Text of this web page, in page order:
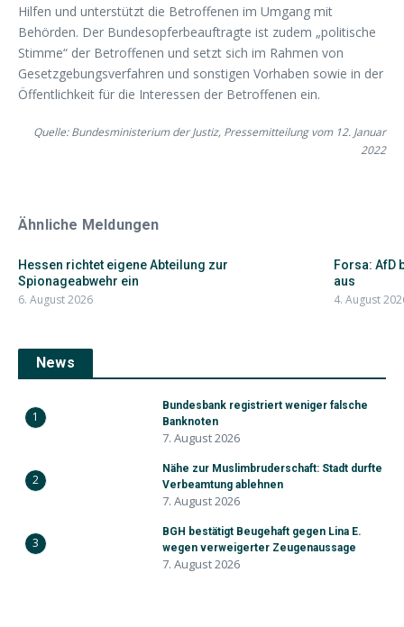
Hilfen und unterstützt die Betroffenen im Umgang mit
Behörden. Der Bundesopferbeauftragte ist zudem „politische
Stimme“ der Betroffenen und setzt sich im Rahmen von
Gesetzgebungsverfahren und sonstigen Vorhaben sowie in der
Öffentlichkeit für die Interessen der Betroffenen ein.
Quelle: Bundesministerium der Justiz, Pressemitteilung vom 12. Januar
2022
Ähnliche Meldungen
Hessen richtet eigene Abteilung zur
Spionageabwehr ein
6. August 2026
Forsa: AfD
aus
4. August
News
1
Bundesbank registriert weniger falsche
Banknoten
7. August 2026
2
Nähe zur Muslimbruderschaft: Stadt durfte
Verbeamtung ablehnen
7. August 2026
3
BGH bestätigt Beugehaft gegen Lina E.
wegen verweigerter Zeugenaussage
7. August 2026